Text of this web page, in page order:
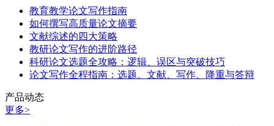
教育教学论文写作指南
如何撰写高质量论文摘要
文献综述的四大策略
教研论文写作的进阶路径
科研论文选题全攻略：逻辑、误区与突破技巧
论文写作全程指南：选题、文献、写作、降重与答辩
产品动态
更多>